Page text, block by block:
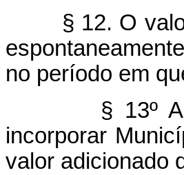
§ 12. O
no período em
§ 13º
incorporar
valor adicionado